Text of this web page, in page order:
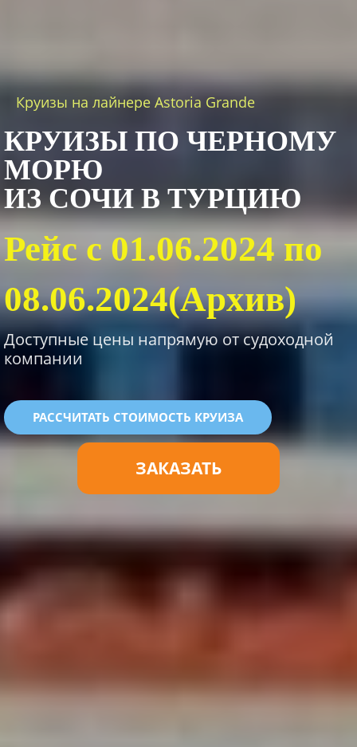
Круизы на лайнере Astoria Grande
КРУИЗЫ ПО ЧЕРНОМУ
МОРЮ
ИЗ СОЧИ В ТУРЦИЮ
Рейс с 01.06.2024 по
08.06.2024(Архив)
Доступные цены напрямую от судоходной
компании
РАССЧИТАТЬ СТОИМОСТЬ КРУИЗА
ЗАКАЗАТЬ